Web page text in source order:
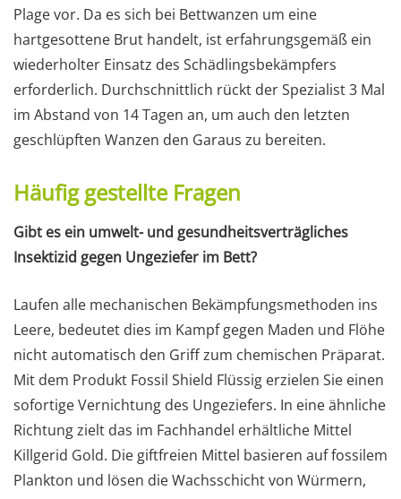
Plage vor. Da es sich bei Bettwanzen um eine
hartgesottene Brut handelt, ist erfahrungsgemäß ein
wiederholter Einsatz des Schädlingsbekämpfers
erforderlich. Durchschnittlich rückt der Spezialist 3 Mal
im Abstand von 14 Tagen an, um auch den letzten
geschlüpften Wanzen den Garaus zu bereiten.
Häufig gestellte Fragen
Gibt es ein umwelt- und gesundheitsverträgliches
Insektizid gegen Ungeziefer im Bett?
Laufen alle mechanischen Bekämpfungsmethoden ins
Leere, bedeutet dies im Kampf gegen Maden und Flöhe
nicht automatisch den Griff zum chemischen Präparat.
Mit dem Produkt Fossil Shield Flüssig erzielen Sie einen
sofortige Vernichtung des Ungeziefers. In eine ähnliche
Richtung zielt das im Fachhandel erhältliche Mittel
Killgerid Gold. Die giftfreien Mittel basieren auf fossilem
Plankton und lösen die Wachsschicht von Würmern,